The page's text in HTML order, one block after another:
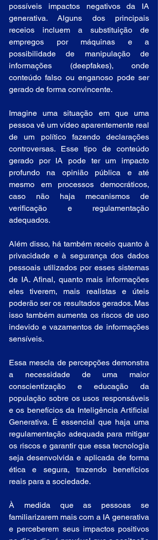
possíveis impactos negativos da IA
generativa. Alguns dos principais
receios incluem a substituição de
empregos por máquinas e a
possibilidade de manipulação de
informações (deepfakes), onde
conteúdo falso ou enganoso pode ser
gerado de forma convincente.
Imagine uma situação em que uma
pessoa vê um vídeo aparentemente real
de um político fazendo declarações
controversas. Esse tipo de conteúdo
gerado por IA pode ter um impacto
profundo na opinião pública e até
mesmo em processos democráticos,
caso não haja mecanismos de
verificação e regulamentação
adequados.
Além disso, há também receio quanto à
privacidade e à segurança dos dados
pessoais utilizados por esses sistemas
de IA. Afinal, quanto mais informações
eles tiverem, mais realistas e úteis
poderão ser os resultados gerados. Mas
isso também aumenta os riscos de uso
indevido e vazamentos de informações
sensíveis.
Essa mescla de percepções demonstra
a necessidade de uma maior
conscientização e educação da
população sobre os usos responsáveis
e os benefícios da Inteligência Artificial
Generativa. É essencial que haja uma
regulamentação adequada para mitigar
os riscos e garantir que essa tecnologia
seja desenvolvida e aplicada de forma
ética e segura, trazendo benefícios
reais para a sociedade.
À medida que as pessoas se
familiarizarem mais com a IA generativa
e perceberem seus impactos positivos